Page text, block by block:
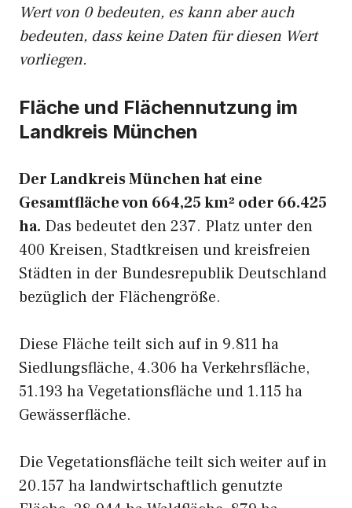
Wert von 0 bedeuten, es kann aber auch
bedeuten, dass keine Daten für diesen Wert
vorliegen.
Fläche und Flächennutzung im
Landkreis München
Der Landkreis München hat eine
Gesamtfläche von 664,25 km² oder 66.425
ha. Das bedeutet den 237. Platz unter den
400 Kreisen, Stadtkreisen und kreisfreien
Städten in der Bundesrepublik Deutschland
bezüglich der Flächengröße.
Diese Fläche teilt sich auf in 9.811 ha
Siedlungsfläche, 4.306 ha Verkehrsfläche,
51.193 ha Vegetationsfläche und 1.115 ha
Gewässerfläche.
Die Vegetationsfläche teilt sich weiter auf in
20.157 ha landwirtschaftlich genutzte